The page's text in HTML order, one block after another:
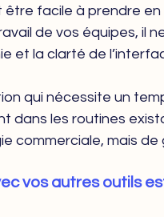
être facile à prendre
de vos équipes, il
et la clarté de
qui nécessite un
dans les routines
commerciale, mais
vos autres outils